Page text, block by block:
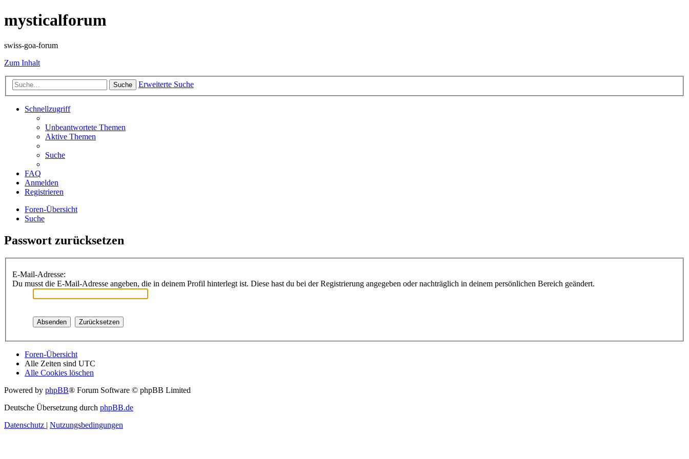
mysticalforum
swiss-goa-forum
Zum Inhalt
Suche Erweiterte Suche
Schnellzugriff
Unbeantwortete Themen
Aktive Themen
Suche
FAQ
Anmelden
Registrieren
Foren-Übersicht
Suche
Passwort zurücksetzen
E-Mail-Adresse:
Du musst die E-Mail-Adresse angeben, die in deinem Profil hinterlegt ist. Diese hast du bei der Registrierung angegeben oder nachträglich in deinem persönlichen Bereich geändert.
Foren-Übersicht
Alle Zeiten sind UTC
Alle Cookies löschen
Powered by phpBB® Forum Software © phpBB Limited
Deutsche Übersetzung durch phpBB.de
Datenschutz | Nutzungsbedingungen